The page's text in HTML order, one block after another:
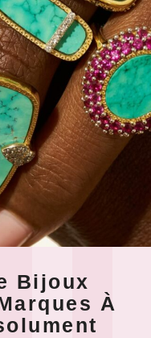
Bijoux
À